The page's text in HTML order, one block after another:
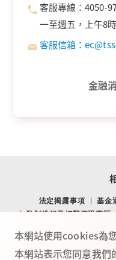
客服專線：4050-
一至週五，上午8
客服信箱：
金融
法定揭露事項 基金
防制洗錢及打擊資恐專區
本網站使用cookies為
本網站表示您同意我們